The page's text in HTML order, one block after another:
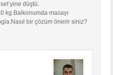
yine düştü.
kg.Balkonumda masayı
bir çözüm önerir siniz?